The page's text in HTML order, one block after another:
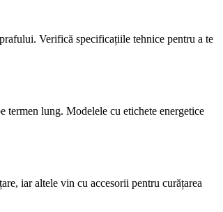
Verifică specificațiile tehnice pentru a te
termen lung. Modelele cu etichete energetice
iar altele vin cu accesorii pentru curățarea